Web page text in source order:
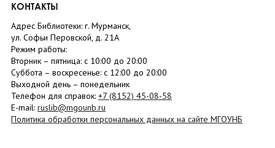
КОНТАКТЫ
Адрес Библиотеки: г. Мурманск,
ул. Софьи Перовской, д. 21А
Режим работы:
Вторник – пятница: с 10:00 до 20:00
Суббота – воскресенье: c 12:00 до 20:00
Выходной день – понедельник
Телефон для справок: +7 (8152) 45-08-58
E-mail: ruslib@mgounb.ru
Политика обработки персональных данных на сайте МГОУНБ